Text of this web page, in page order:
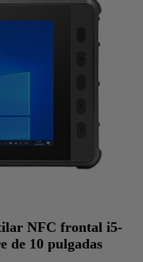
NFC frontal i5-
de 10 pulgadas